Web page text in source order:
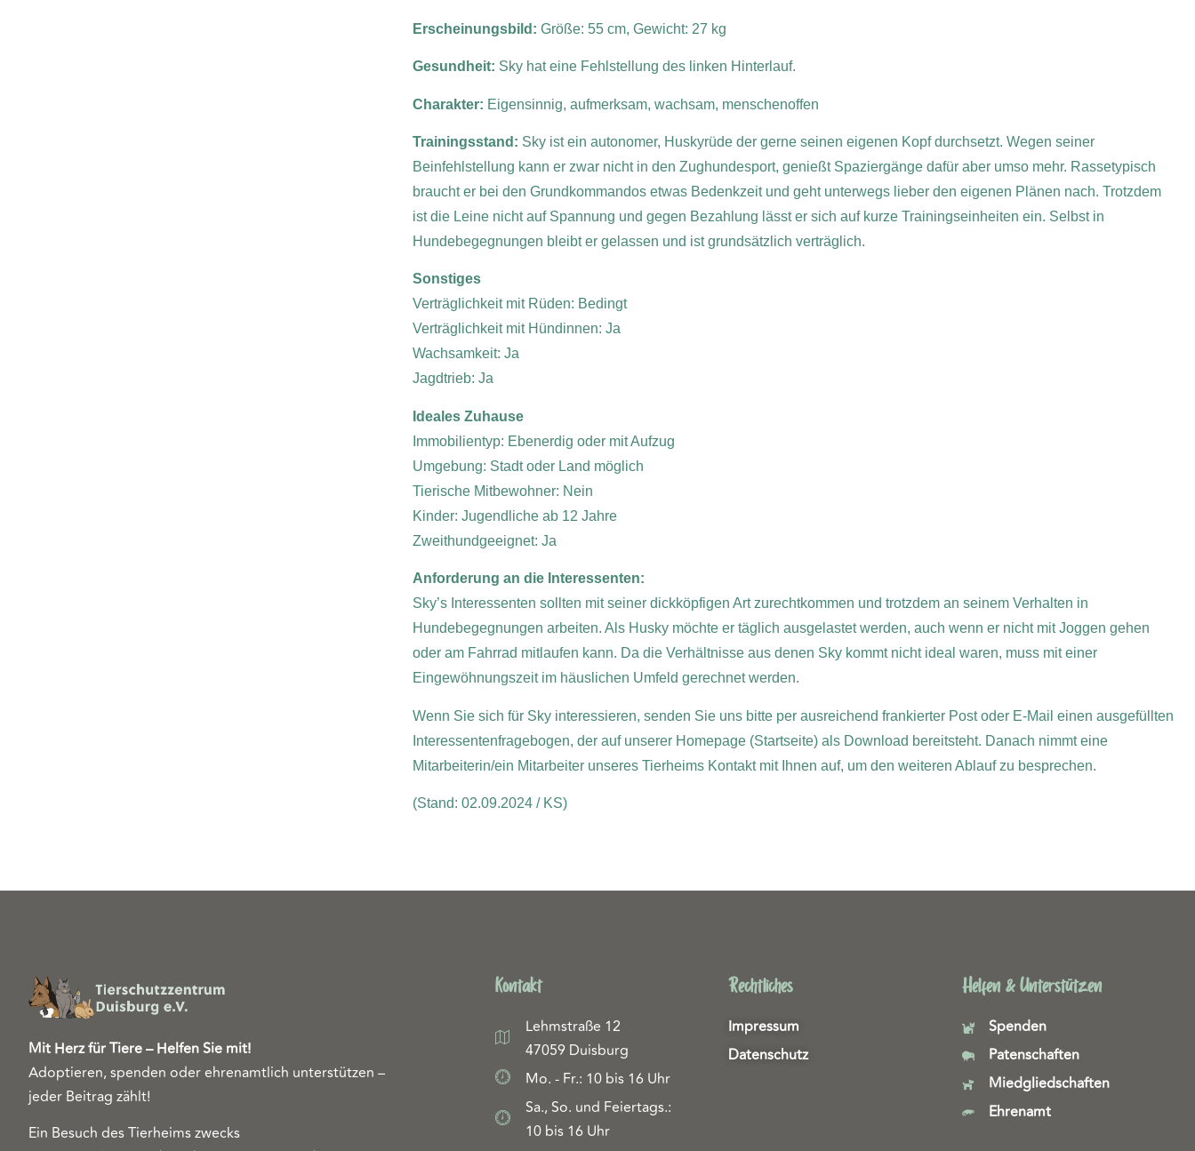
Erscheinungsbild: Größe: 55 cm, Gewicht: 27 kg
Gesundheit: Sky hat eine Fehlstellung des linken Hinterlauf.
Charakter: Eigensinnig, aufmerksam, wachsam, menschenoffen
Trainingsstand: Sky ist ein autonomer, Huskyrüde der gerne seinen eigenen Kopf durchsetzt. Wegen seiner
Beinfehlstellung kann er zwar nicht in den Zughundesport, genießt Spaziergänge dafür aber umso mehr. Rassetypisch
braucht er bei den Grundkommandos etwas Bedenkzeit und geht unterwegs lieber den eigenen Plänen nach. Trotzdem
ist die Leine nicht auf Spannung und gegen Bezahlung lässt er sich auf kurze Trainingseinheiten ein. Selbst in
Hundebegegnungen bleibt er gelassen und ist grundsätzlich verträglich.
Sonstiges
Verträglichkeit mit Rüden: Bedingt
Verträglichkeit mit Hündinnen: Ja
Wachsamkeit: Ja
Jagdtrieb: Ja
Ideales Zuhause
Immobilientyp: Ebenerdig oder mit Aufzug
Umgebung: Stadt oder Land möglich
Tierische Mitbewohner: Nein
Kinder: Jugendliche ab 12 Jahre
Zweithundgeeignet: Ja
Anforderung an die Interessenten:
Sky’s Interessenten sollten mit seiner dickköpfigen Art zurechtkommen und trotzdem an seinem Verhalten in
Hundebegegnungen arbeiten. Als Husky möchte er täglich ausgelastet werden, auch wenn er nicht mit Joggen gehen
oder am Fahrrad mitlaufen kann. Da die Verhältnisse aus denen Sky kommt nicht ideal waren, muss mit einer
Eingewöhnungszeit im häuslichen Umfeld gerechnet werden.
Wenn Sie sich für Sky interessieren, senden Sie uns bitte per ausreichend frankierter Post oder E-Mail einen ausgefüllten
Interessentenfragebogen, der auf unserer Homepage (Startseite) als Download bereitsteht. Danach nimmt eine
Mitarbeiterin/ein Mitarbeiter unseres Tierheims Kontakt mit Ihnen auf, um den weiteren Ablauf zu besprechen.
(Stand: 02.09.2024 / KS)
Mit Herz für Tiere – Helfen Sie mit!
Adoptieren, spenden oder ehrenamtlich unterstützen –
jeder Beitrag zählt!
Ein Besuch des Tierheims zwecks
Kontakt
Lehmstraße 12
47059 Duisburg
Mo. - Fr.: 10 bis 16 Uhr
Sa., So. und Feiertags.:
10 bis 16 Uhr
Rechtliches
Impressum
Datenschutz
Helfen & Unterstützen
Spenden
Patenschaften
Miedgliedschaften
Ehrenamt